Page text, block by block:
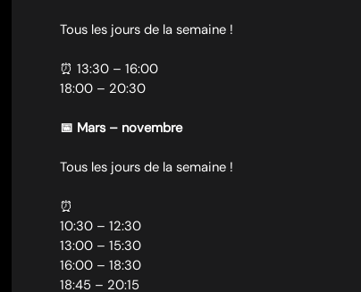
Tous les jours de la semaine !
⏰ 13:30 – 16:00
18:00 – 20:30
📅 Mars – novembre
Tous les jours de la semaine !
⏰
10:30 – 12:30
13:00 – 15:30
16:00 – 18:30
18:45 – 20:15